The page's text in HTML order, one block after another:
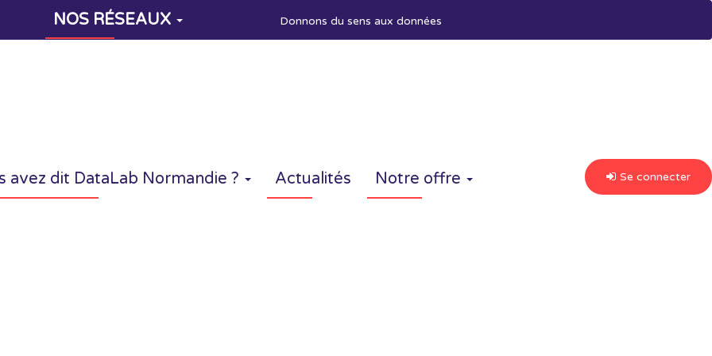
NOS
NOS RÉSEAUX Donnons du sens aux données
avez dit DataLab Normandie ? Actualités Notre offre Se connecter